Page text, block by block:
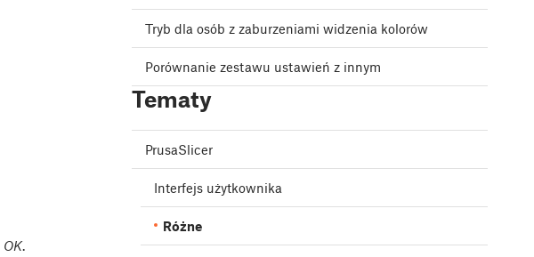
OK.
Tryb dla osób z zaburzeniami widzenia kolorów
Porównanie zestawu ustawień z innym
Tematy
PrusaSlicer
Interfejs użytkownika
Różne